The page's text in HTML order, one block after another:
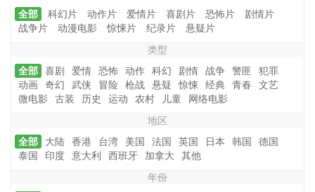
全部
科幻片 动作片 爱情片 喜剧片 恐怖片
剧情片
战争片
动漫电影 惊悚片 纪录片
悬疑片
类型
全部
喜剧 爱情 恐怖 动作 科幻 剧情 战争 警匪
犯罪
动画
奇幻 武侠 冒险 枪战 悬疑 惊悚 经典 青春
文艺
微电影
古装 历史 运动 农村 儿童
网络电影
地区
全部
大陆 香港 台湾 美国 法国 英国 日本 韩国
德国
泰国
印度 意大利 西班牙 加拿大
其他
年份